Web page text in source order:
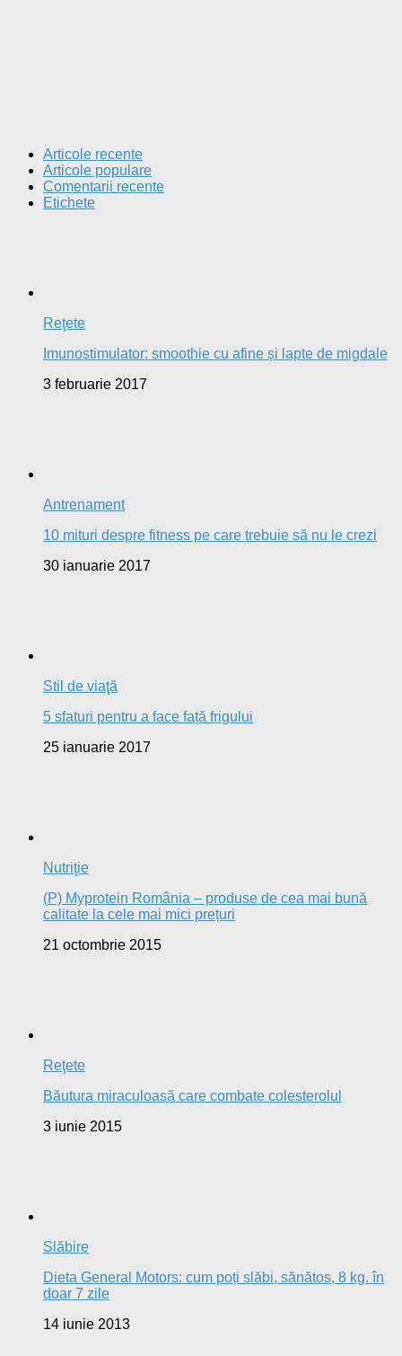
Articole recente
Articole populare
Comentarii recente
Etichete
Reţete
Imunostimulator: smoothie cu afine și lapte de migdale
3 februarie 2017
Antrenament
10 mituri despre fitness pe care trebuie să nu le crezi
30 ianuarie 2017
Stil de viaţă
5 sfaturi pentru a face față frigului
25 ianuarie 2017
Nutriţie
(P) Myprotein România – produse de cea mai bună
calitate la cele mai mici prețuri
21 octombrie 2015
Reţete
Băutura miraculoasă care combate colesterolul
3 iunie 2015
Slăbire
Dieta General Motors: cum poți slăbi, sănătos, 8 kg. în
doar 7 zile
14 iunie 2013